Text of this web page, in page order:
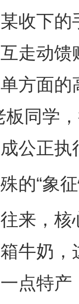
收下
走动
方面的
板同学
公正执
“象征
，核
牛奶
点特